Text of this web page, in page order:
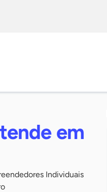
em
Individuais